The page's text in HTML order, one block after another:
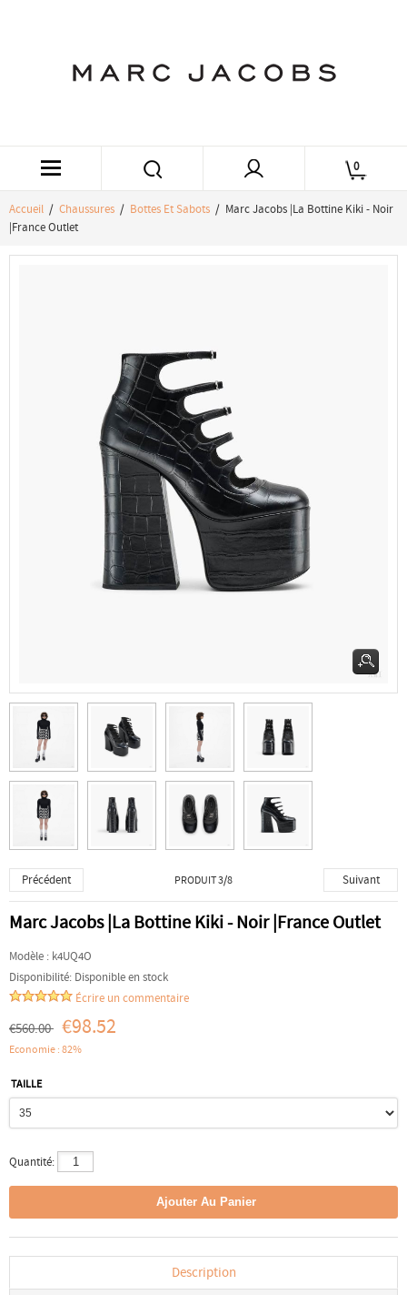
0
Accueil / Chaussures / Bottes Et Sabots / Marc Jacobs |La Bottine Kiki - Noir
|France Outlet
Précédent PRODUIT 3/8 Suivant
Marc Jacobs |La Bottine Kiki - Noir |France Outlet
Modèle : k4UQ4O
Disponibilité: Disponible en stock
Écrire un commentaire
€560.00 €98.52
Economie : 82%
TAILLE
Quantité:
Description